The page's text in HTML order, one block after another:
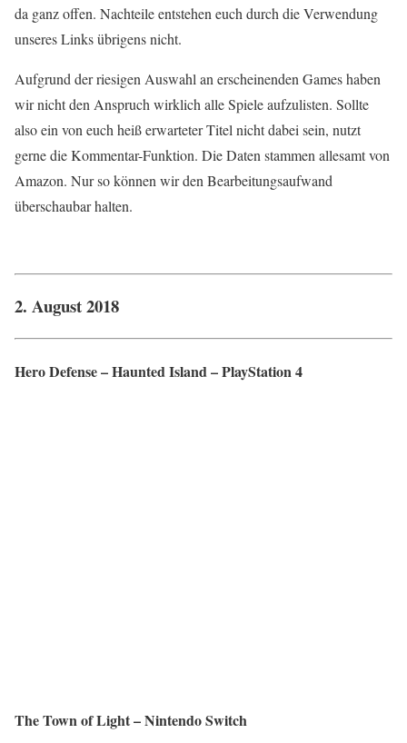
da ganz offen. Nachteile entstehen euch durch die Verwendung
unseres Links übrigens nicht.
Aufgrund der riesigen Auswahl an erscheinenden Games haben
wir nicht den Anspruch wirklich alle Spiele aufzulisten. Sollte
also ein von euch heiß erwarteter Titel nicht dabei sein, nutzt
gerne die Kommentar-Funktion. Die Daten stammen allesamt von
Amazon. Nur so können wir den Bearbeitungsaufwand
überschaubar halten.
2. August 2018
Hero Defense – Haunted Island – PlayStation 4
The Town of Light – Nintendo Switch